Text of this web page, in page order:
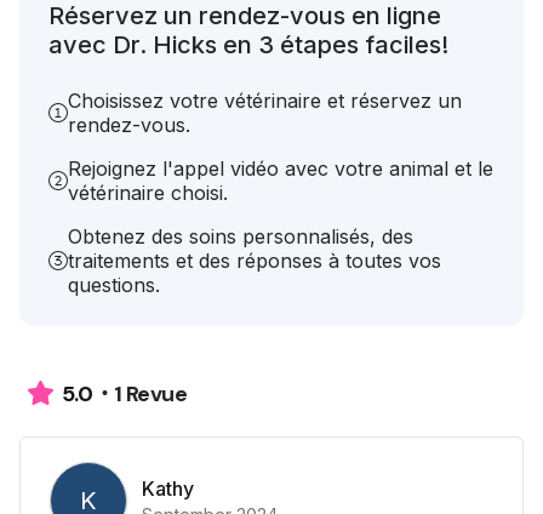
Réservez un rendez-vous en ligne
avec Dr. Hicks en 3 étapes faciles!
Choisissez votre vétérinaire et réservez un
rendez-vous.
Rejoignez l'appel vidéo avec votre animal et le
vétérinaire choisi.
Obtenez des soins personnalisés, des
traitements et des réponses à toutes vos
questions.
5.0 1 Revue
K Kathy